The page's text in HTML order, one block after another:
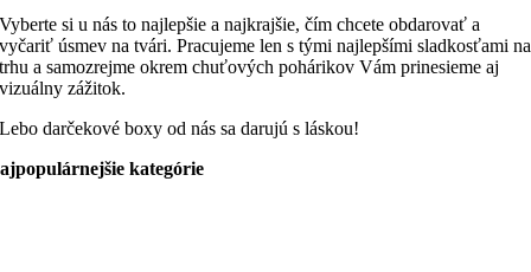
Vyberte si u nás to najlepšie a najkrajšie, čím chcete obdarovať a
vyčariť úsmev na tvári. Pracujeme len s tými najlepšími sladkosťami na
trhu a samozrejme okrem chuťových pohárikov Vám prinesieme aj
vizuálny zážitok.
Lebo darčekové boxy od nás sa darujú s láskou!
kategórie